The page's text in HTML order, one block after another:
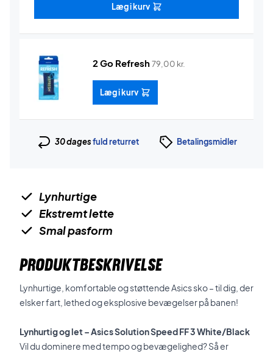
Læg i kurv
2 Go Refresh79,00 kr.
Læg i kurv
30 dagesfuld returret Betalingsmidler
Lynhurtige
Ekstremt lette
Smal pasform
PRODUKTBESKRIVELSE
Lynhurtige, komfortable og støttende Asics sko – til dig, der
elsker fart, lethed og eksplosive bevægelser på banen!
Lynhurtig og let – Asics Solution Speed FF 3 White/Black
Vil du dominere med tempo og bevægelighed? Så er